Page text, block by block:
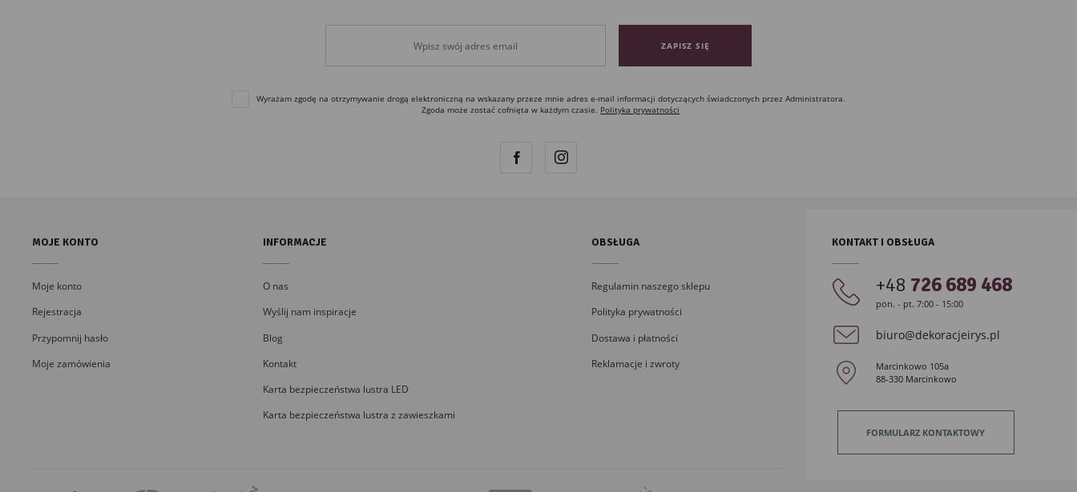
Wyrażam zgodę na otrzymywanie drogą elektroniczną na wskazany przeze mnie adres e-mail informacji dotyczących świadczonych przez Administratora.
Zgoda może zostać cofnięta w każdym czasie. Polityka prywatności
MOJE KONTO
Moje konto
Rejestracja
Przypomnij hasło
Moje zamówienia
INFORMACJE
O nas
Wyślij nam inspiracje
Blog
Kontakt
Karta bezpieczeństwa lustra LED
Karta bezpieczeństwa lustra z zawieszkami
OBSŁUGA
Regulamin naszego sklepu
Polityka prywatności
Dostawa i płatności
Reklamacje i zwroty
KONTAKT I OBSŁUGA
+48 726 689 468
pon. - pt. 7:00 - 15:00
biuro@dekoracjeirys.pl
Marcinkowo 105a
88-330 Marcinkowo
FORMULARZ KONTAKTOWY